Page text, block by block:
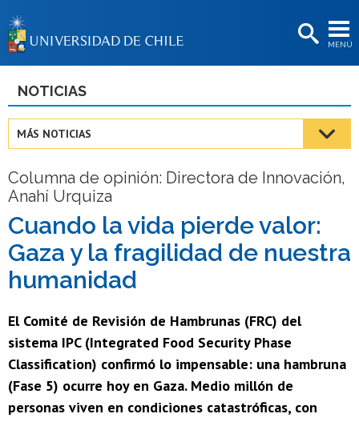
MENÚ
BIBLIOTECAS
Estudiantes
Académicas/os
Funcionarias/os
Egresadas/os
NOTICIAS
MÁS NOTICIAS
Columna de opinión: Directora de Innovación,
Anahí Urquiza
Cuando la vida pierde valor:
Gaza y la fragilidad de nuestra
humanidad
El Comité de Revisión de Hambrunas (FRC) del
sistema IPC (Integrated Food Security Phase
Classification) confirmó lo impensable: una hambruna
(Fase 5) ocurre hoy en Gaza. Medio millón de
personas viven en condiciones catastróficas, con